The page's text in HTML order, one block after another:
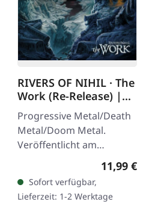
Preis:
RIVERS OF NIHIL · The
Work (Re-Release) |
CD
Progressive Metal/Death
Metal/Doom Metal.
Veröffentlicht am
22.08.2025, auf Metal
Blade Records. CD im
Jewelcase. Rivers of Nihil
11,99 €
Sofort verfügbar,
Lieferzeit: 1-2 Werktage